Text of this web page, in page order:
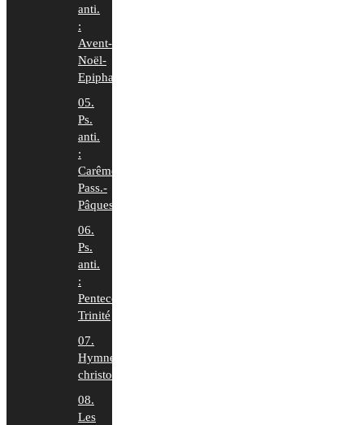
anti.
:
Avent-
Noël-
Epiphanie
05.
Ps.
anti.
:
Carême-
Pass.-
Pâques
06.
Ps.
anti.
:
Pentecôte-
Trinité
07.
Hymnes
christologiques
08.
Les